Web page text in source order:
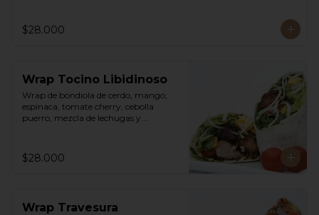
$28.000
Wrap Tocino Libidinoso
Wrap de bondiola de cerdo, mango,
espinaca, tomate cherry, cebolla
puerro, mezcla de lechugas y
$28.000
Wrap Travesura